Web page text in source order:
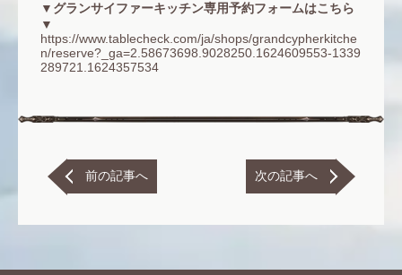
▼グランサイファーキッチン専用予約フォームはこちら
▼
https://www.tablecheck.com/ja/shops/grandcypherkitche
n/reserve?_ga=2.58673698.9028250.1624609553-1339
289721.1624357534
前の記事へ 次の記事へ